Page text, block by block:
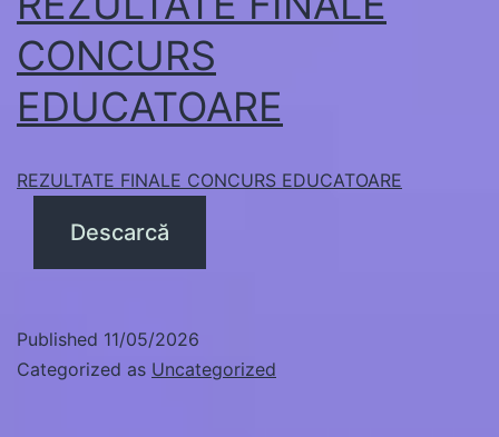
CONCURS
EDUCATOARE
REZULTATE FINALE CONCURS EDUCATOARE
Descarcă
Published 11/05/2026
Categorized as Uncategorized